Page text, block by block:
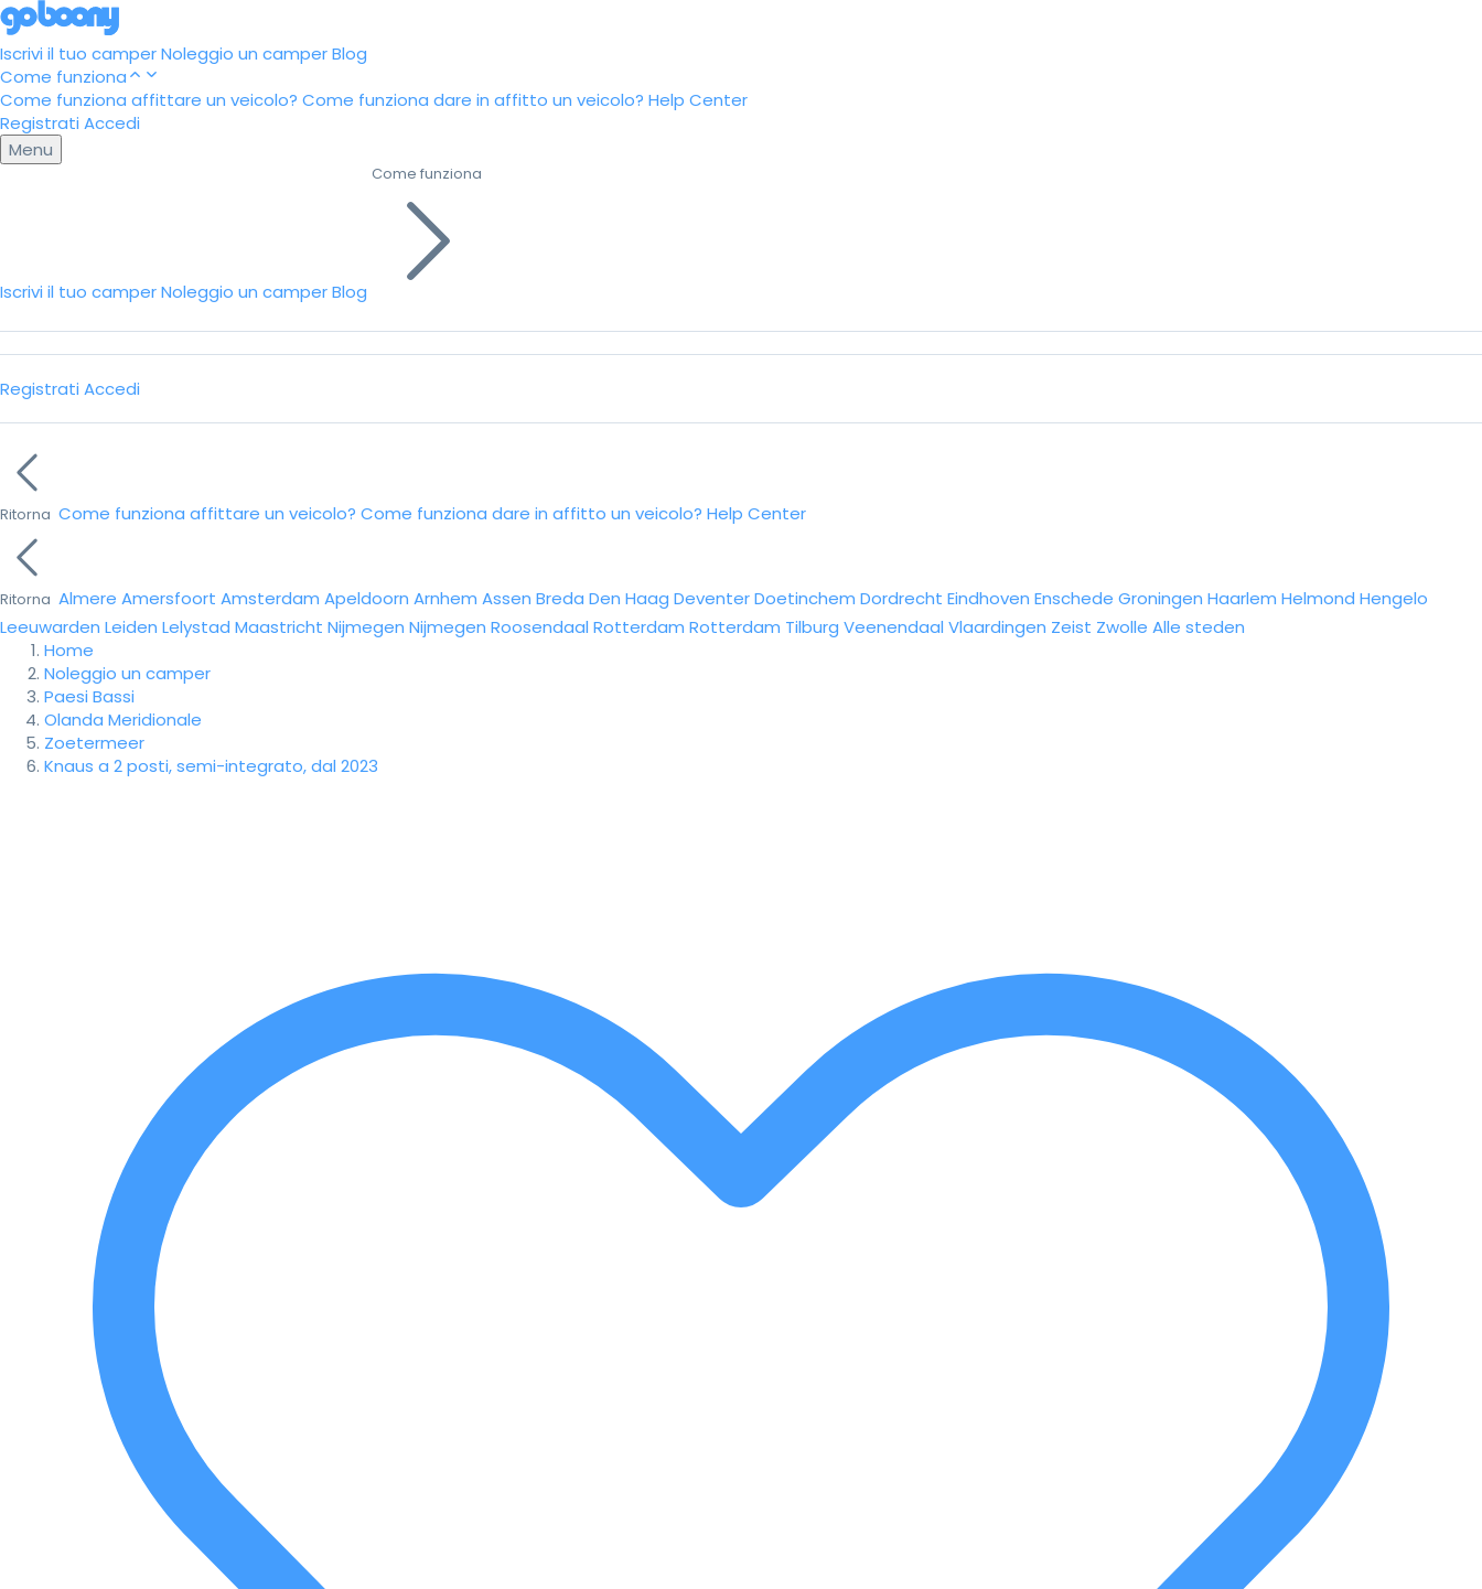
Iscrivi il tuo camperNoleggio un camperBlog
Come funziona
Come funziona affittare un veicolo? Come funziona dare in affitto un veicolo? Help Center
Registrati Accedi
Menu
Iscrivi il tuo camperNoleggio un camperBlog
Come funziona
Registrati Accedi
Ritorna Come funziona affittare un veicolo? Come funziona dare in affitto un veicolo? Help Center
Ritorna Almere Amersfoort Amsterdam Apeldoorn Arnhem Assen Breda Den Haag DeventerDoetinchem Dordrecht Eindhoven Enschede Groningen Haarlem Helmond Hengelo
Leeuwarden Leiden Lelystad Maastricht Nijmegen Nijmegen Roosendaal Rotterdam Rotterdam Tilburg Veenendaal Vlaardingen Zeist Zwolle Alle steden
Home
Noleggio un camper
Paesi Bassi
Olanda Meridionale
Zoetermeer
Knaus a 2 posti, semi-integrato, dal 2023